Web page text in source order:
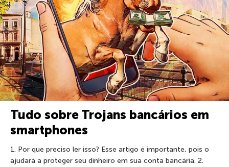
Tudo sobre Trojans bancários em
smartphones
1. Por que preciso ler isso? Esse artigo é importante, pois o
ajudará a proteger seu dinheiro em sua conta bancária. 2.